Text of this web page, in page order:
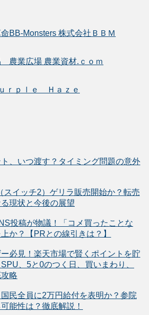
BB-Monsters 株式会社ＢＢＭ
農業広場 農業資材.ｃｏｍ
ｒｐｌｅ Ｈａｚｅ
、いつ渡す？タイミング問題の意外
スイッチ2）ゲリラ販売開始か？転売
現状と今後の展望
投稿が物議！「コメ買ったことな
か？【PRとの線引きは？】
必見！楽天市場で賢くポイントを貯
、5と0のつく日、買いまわり、
略
国民全員に2万円給付を表明か？参院
能性は？徹底解説！